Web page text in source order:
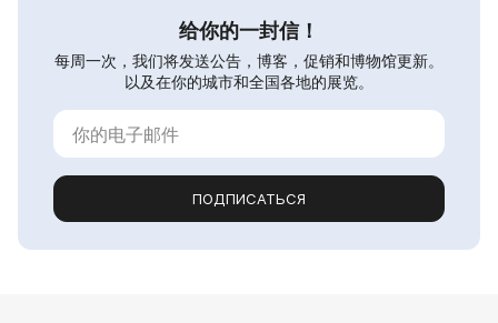
给你的一封信！
每周一次，我们将发送公告，博客，促销和博物馆更新。
以及在你的城市和全国各地的展览。
ПОДПИСАТЬСЯ